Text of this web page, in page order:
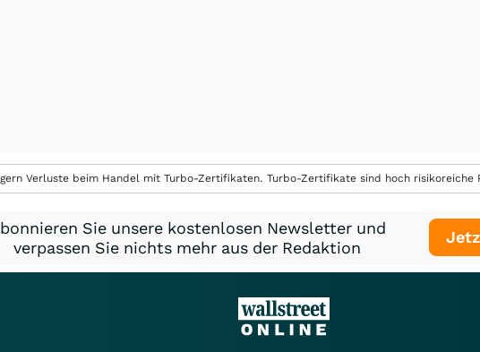
Verluste beim Handel mit Turbo-Zertifikaten. Turbo-Zertifikate sind hoch
Sie unsere kostenlosen Newsletter und
verpassen Sie nichts mehr aus der Redaktion